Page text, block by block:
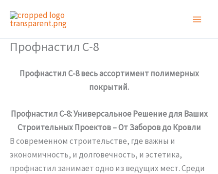
Профнастил С-8
Профнастил С-8 весь ассортимент полимерных
покрытий.
Профнастил С-8: Универсальное Решение для Ваших
Строительных Проектов – От Заборов до Кровли
В современном строительстве, где важны и
экономичность, и долговечность, и эстетика,
профнастил занимает одно из ведущих мест. Среди